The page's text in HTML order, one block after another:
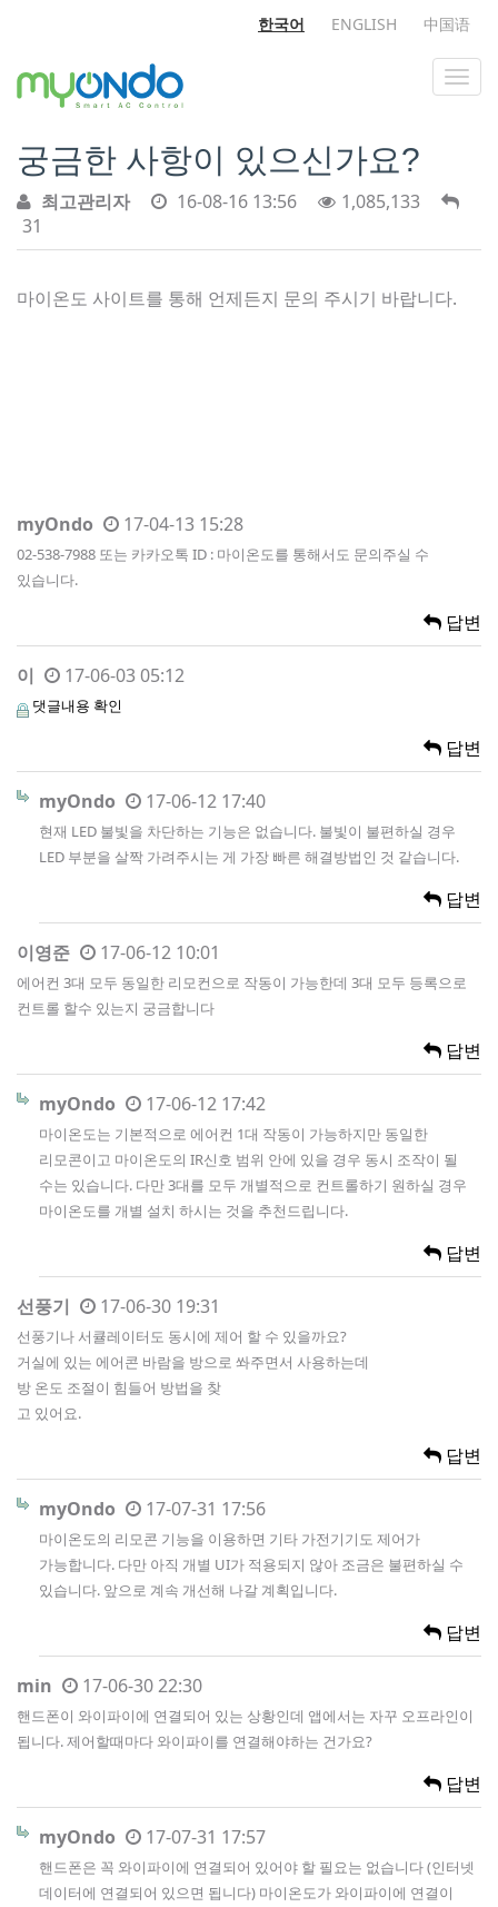
한국어 ENGLISH 中国语
궁금한 사항이 있으신가요?
최고관리자 16-08-16 13:56
1,085,133
31
마이온도 사이트를 통해 언제든지 문의 주시기 바랍니다.
myOndo 17-04-13 15:28
02-538-7988 또는 카카오톡 ID : 마이온도를 통해서도 문의주실 수
있습니다.
답변
이 17-06-03 05:12
댓글내용 확인
답변
myOndo 17-06-12 17:40
현재 LED 불빛을 차단하는 기능은 없습니다. 불빛이 불편하실 경우
LED 부분을 살짝 가려주시는 게 가장 빠른 해결방법인 것 같습니다.
답변
이영준 17-06-12 10:01
에어컨 3대 모두 동일한 리모컨으로 작동이 가능한데 3대 모두 등록으로
컨트롤 할수 있는지 궁금합니다
답변
myOndo 17-06-12 17:42
마이온도는 기본적으로 에어컨 1대 작동이 가능하지만 동일한
리모콘이고 마이온도의 IR신호 범위 안에 있을 경우 동시 조작이 될
수는 있습니다. 다만 3대를 모두 개별적으로 컨트롤하기 원하실 경우
마이온도를 개별 설치 하시는 것을 추천드립니다.
답변
선풍기 17-06-30 19:31
선풍기나 서큘레이터도 동시에 제어 할 수 있을까요?
거실에 있는 에어콘 바람을 방으로 쏴주면서 사용하는데
방 온도 조절이 힘들어 방법을 찾
고 있어요.
답변
myOndo 17-07-31 17:56
마이온도의 리모콘 기능을 이용하면 기타 가전기기도 제어가
가능합니다. 다만 아직 개별 UI가 적용되지 않아 조금은 불편하실 수
있습니다. 앞으로 계속 개선해 나갈 계획입니다.
답변
min 17-06-30 22:30
핸드폰이 와이파이에 연결되어 있는 상황인데 앱에서는 자꾸 오프라인이
됩니다. 제어할때마다 와이파이를 연결해야하는 건가요?
답변
myOndo 17-07-31 17:57
핸드폰은 꼭 와이파이에 연결되어 있어야 할 필요는 없습니다 (인터넷
데이터에 연결되어 있으면 됩니다) 마이온도가 와이파이에 연결이